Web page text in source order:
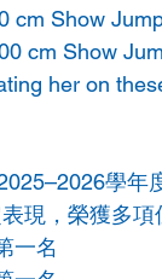
cm Show
cm Show
her on
學
現，榮獲多
一名